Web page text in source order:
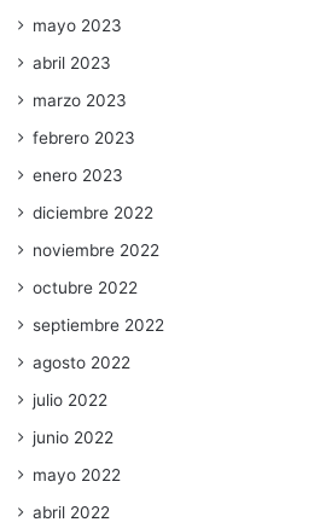
mayo 2023
abril 2023
marzo 2023
febrero 2023
enero 2023
diciembre 2022
noviembre 2022
octubre 2022
septiembre 2022
agosto 2022
julio 2022
junio 2022
mayo 2022
abril 2022